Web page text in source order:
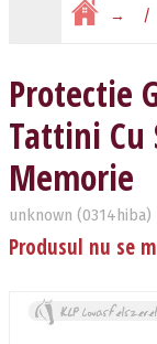
Protectie
Tattini Cu
Memorie
unknown (0314hiba)
Produsul nu se